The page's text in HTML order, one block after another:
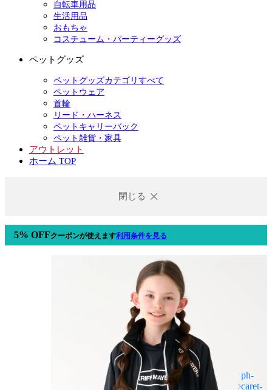
自転車用品
生活用品
おもちゃ
コスチューム・パーティーグッズ
ペットグッズ
ペットグッズカテゴリすべて
ペットウェア
首輪
リード・ハーネス
ペットキャリーバック
ペット雑貨・家具
アウトレット
ホーム TOP
閉じる
5% OFFクーポンが使えます利用条件を見る